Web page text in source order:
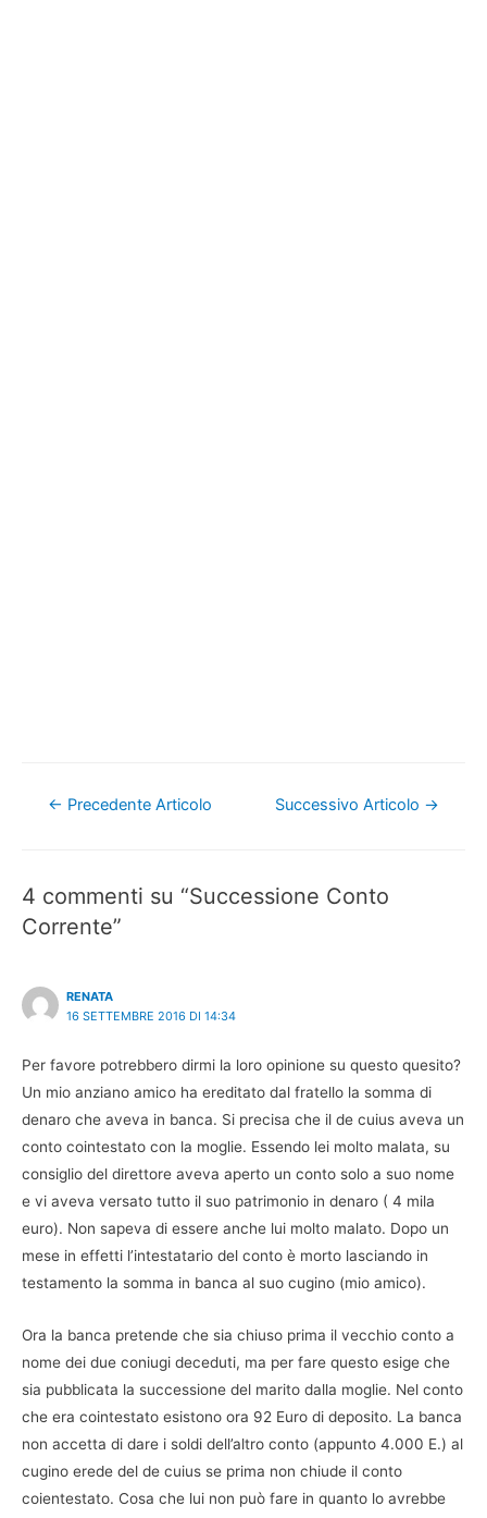
Navigazione
← Precedente Articolo Successivo Articolo →
4 commenti su “Successione Conto
Corrente”
RENATA
16 SETTEMBRE 2016 DI 14:34
Per favore potrebbero dirmi la loro opinione su questo quesito?
Un mio anziano amico ha ereditato dal fratello la somma di
denaro che aveva in banca. Si precisa che il de cuius aveva un
conto cointestato con la moglie. Essendo lei molto malata, su
consiglio del direttore aveva aperto un conto solo a suo nome
e vi aveva versato tutto il suo patrimonio in denaro ( 4 mila
euro). Non sapeva di essere anche lui molto malato. Dopo un
mese in effetti l’intestatario del conto è morto lasciando in
testamento la somma in banca al suo cugino (mio amico).
Ora la banca pretende che sia chiuso prima il vecchio conto a
nome dei due coniugi deceduti, ma per fare questo esige che
sia pubblicata la successione del marito dalla moglie. Nel conto
che era cointestato esistono ora 92 Euro di deposito. La banca
non accetta di dare i soldi dell’altro conto (appunto 4.000 E.) al
cugino erede del de cuius se prima non chiude il conto
coientestato. Cosa che lui non può fare in quanto lo avrebbe